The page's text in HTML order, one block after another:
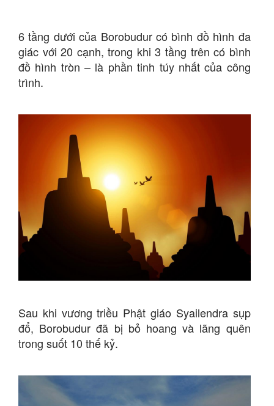
6 tầng dưới của Borobudur có bình đồ hình đa
giác với 20 cạnh, trong khi 3 tầng trên có bình
đồ hình tròn – là phần tinh túy nhất của công
trình.
Sau khi vương triều Phật giáo Syailendra sụp
đổ, Borobudur đã bị bỏ hoang và lãng quên
trong suốt 10 thế kỷ.